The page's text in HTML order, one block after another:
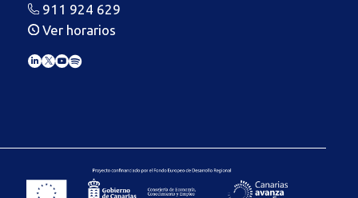
Ver horarios
911 924 629